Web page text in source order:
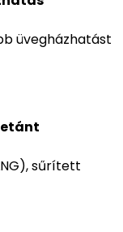
üvegházhatást
sűrített